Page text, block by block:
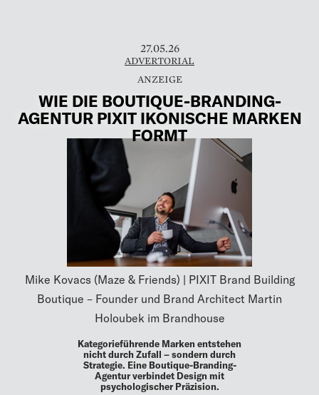
27.05.26
ADVERTORIAL
WIE DIE BOUTIQUE-BRANDING-
AGENTUR PIXIT IKONISCHE MARKEN
FORMT
Mike Kovacs (Maze & Friends) | PIXIT Brand Building
Boutique – Founder und Brand Architect Martin
Holoubek im Brandhouse
Kategorieführende Marken entstehen
nicht durch Zufall – sondern durch
Strategie. Eine Boutique-Branding-
Agentur verbindet Design mit
psychologischer Präzision.